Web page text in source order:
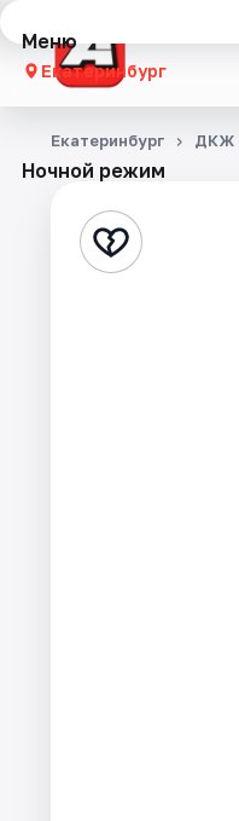
Меню
Екатеринбург
Концерты
Стендап
Ночной режим
Екатеринбург ДКЖ